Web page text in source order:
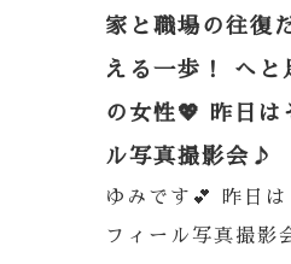
家と職場の往復
える一歩！ へと
の女性💖 昨日は
ル写真撮影会♪
ゆみです💕 昨日
フィール写真撮影